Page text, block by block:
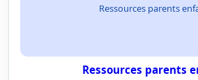
Ressources parents
Ressources parents